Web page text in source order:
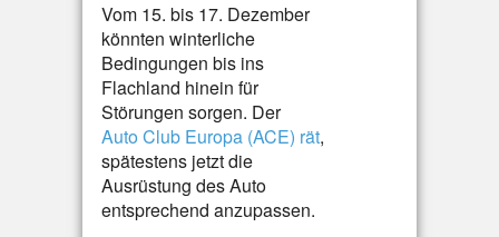
Vom 15. bis 17. Dezember
könnten winterliche
Bedingungen bis ins
Flachland hinein für
Störungen sorgen. Der
Auto Club Europa (ACE) rät,
spätestens jetzt die
Ausrüstung des Auto
entsprechend anzupassen.